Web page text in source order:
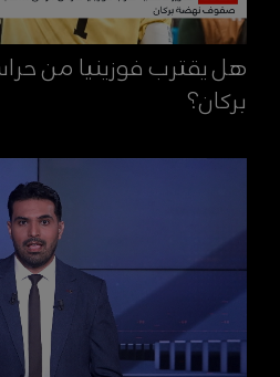
هل يقترب فوزينيا من
بركان؟